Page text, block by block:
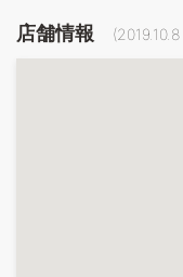
店舗情報 (2019.10.8